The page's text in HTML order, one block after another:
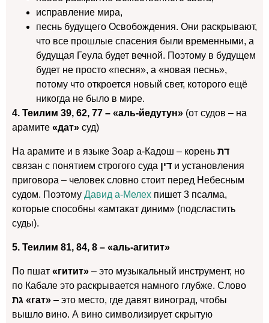
исправление мира,
песнь будущего Освобождения. Они раскрывают,
что все прошлые спасения были временными, а
будущая Геула будет вечной. Поэтому в будущем
будет не просто «песня», а «новая песнь»,
потому что откроется новый свет, которого ещё
никогда не было в мире.
4. Теилим 39, 62, 77 – «аль-йедутун» (от судов – на
арамите «дат» суд)
На арамите и в языке Зоар а-Кадош – корень דת
связан с понятием строгого суда דין и установления
приговора – человек словно стоит перед Небесным
судом. Поэтому Давид а-Мелех пишет 3 псалма,
которые способны «амтакат диним» (подсластить
суды).
5. Теилим 81, 84, 8 – «аль-агитит»
По пшат «гитит» – это музыкальный инструмент, но
по Кабале это раскрывается намного глубже. Слово
גת «гат» – это место, где давят виноград, чтобы
вышло вино. А вино символизирует скрытую